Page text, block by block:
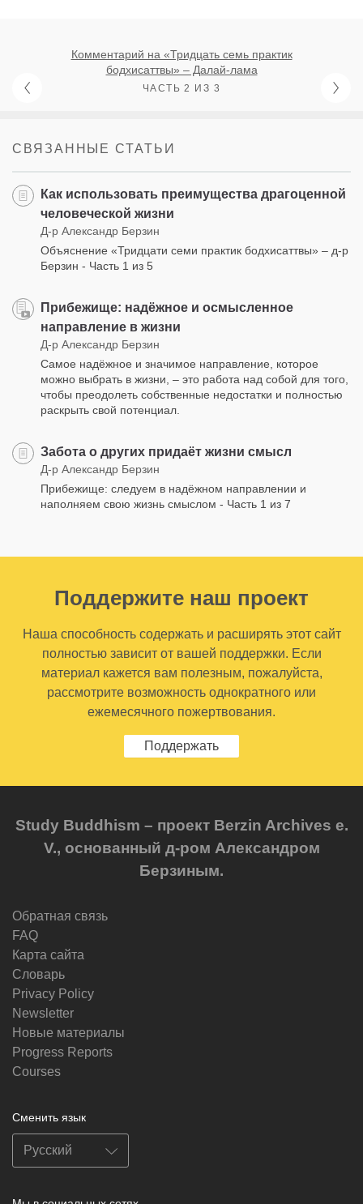
Комментарий на «Тридцать семь практик
бодхисаттвы» – Далай-лама
ЧАСТЬ 2 ИЗ 3
СВЯЗАННЫЕ СТАТЬИ
Как использовать преимущества драгоценной
человеческой жизни
Д-р Александр Берзин
Объяснение «Тридцати семи практик бодхисаттвы» – д-р
Берзин - Часть 1 из 5
Прибежище: надёжное и осмысленное
направление в жизни
Д-р Александр Берзин
Самое надёжное и значимое направление, которое
можно выбрать в жизни, – это работа над собой для того,
чтобы преодолеть собственные недостатки и полностью
раскрыть свой потенциал.
Забота о других придаёт жизни смысл
Д-р Александр Берзин
Прибежище: следуем в надёжном направлении и
наполняем свою жизнь смыслом - Часть 1 из 7
Поддержите наш проект
Наша способность содержать и расширять этот сайт
полностью зависит от вашей поддержки. Если
материал кажется вам полезным, пожалуйста,
рассмотрите возможность однократного или
ежемесячного пожертвования.
Поддержать
Study Buddhism – проект Berzin Archives e.
V., основанный д-ром Александром
Берзиным.
Обратная связь
FAQ
Карта сайта
Словарь
Privacy Policy
Newsletter
Новые материалы
Progress Reports
Courses
Сменить язык